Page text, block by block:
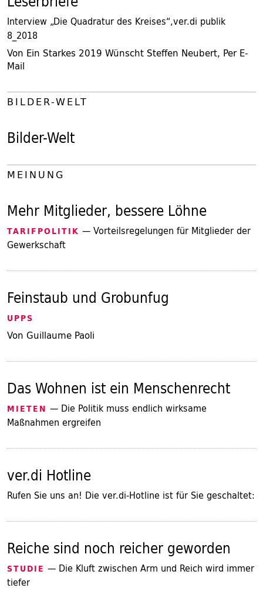
Interview „Die Quadratur des Kreises“,ver.di publik
8_2018
Von Ein Starkes 2019 Wünscht Steffen Neubert, Per E-
Mail
BILDER-WELT
Bilder-Welt
MEINUNG
Mehr Mitglieder, bessere Löhne
TARIFPOLITIK — Vorteilsregelungen für Mitglieder der
Gewerkschaft
Feinstaub und Grobunfug
UPPS
Von Guillaume Paoli
Das Wohnen ist ein Menschenrecht
MIETEN — Die Politik muss endlich wirksame
Maßnahmen ergreifen
ver.di Hotline
Rufen Sie uns an! Die ver.di-Hotline ist für Sie geschaltet:
Reiche sind noch reicher geworden
STUDIE — Die Kluft zwischen Arm und Reich wird immer
tiefer